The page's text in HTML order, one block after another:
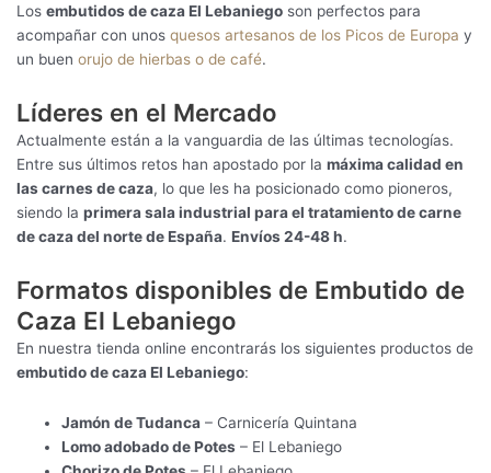
Los embutidos de caza El Lebaniego son perfectos para
acompañar con unos quesos artesanos de los Picos de Europa y
un buen orujo de hierbas o de café.
Líderes en el Mercado
Actualmente están a la vanguardia de las últimas tecnologías.
Entre sus últimos retos han apostado por la máxima calidad en
las carnes de caza, lo que les ha posicionado como pioneros,
siendo la primera sala industrial para el tratamiento de carne
de caza del norte de España. Envíos 24-48 h.
Formatos disponibles de Embutido de
Caza El Lebaniego
En nuestra tienda online encontrarás los siguientes productos de
embutido de caza El Lebaniego:
Jamón de Tudanca – Carnicería Quintana
Lomo adobado de Potes – El Lebaniego